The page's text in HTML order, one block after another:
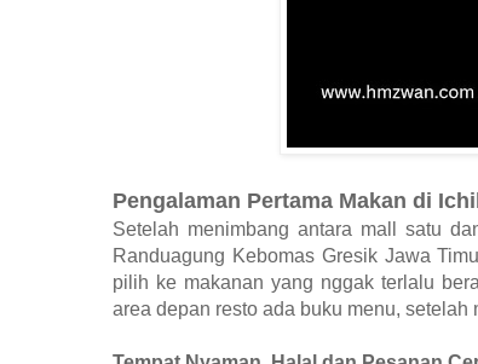
Pengalaman Pertama Makan di
Setelah menimbang antara mall satu
Randuagung Kebomas Gresik Jawa
pilih ke makanan yang nggak terlalu
area depan resto ada buku menu,